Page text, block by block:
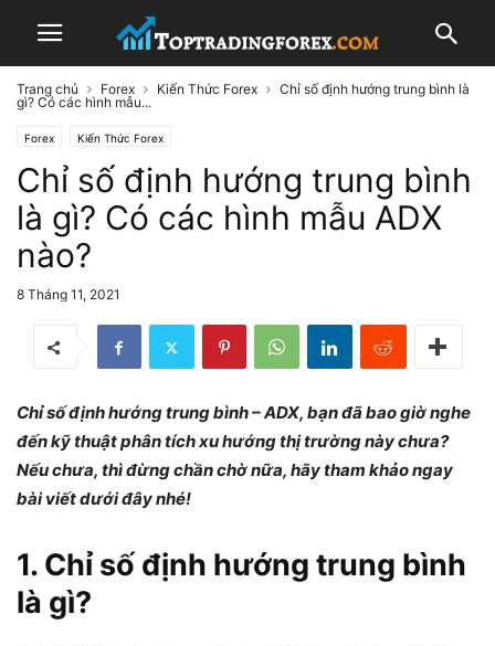
Trang chủ Forex Kiến Thức Forex
Chỉ số định hướng trung bình là
gì? Có các hình mẫu...
Forex Kiến Thức Forex
Chỉ số định hướng trung bình
là gì? Có các hình mẫu ADX
nào?
8 Tháng 11, 2021
Chỉ số định hướng trung bình – ADX, bạn đã bao giờ nghe
đến kỹ thuật phân tích xu hướng thị trường này chưa?
Nếu chưa, thì đừng chần chờ nữa, hãy tham khảo ngay
bài viết dưới đây nhé!
1. Chỉ số định hướng trung bình
là gì?